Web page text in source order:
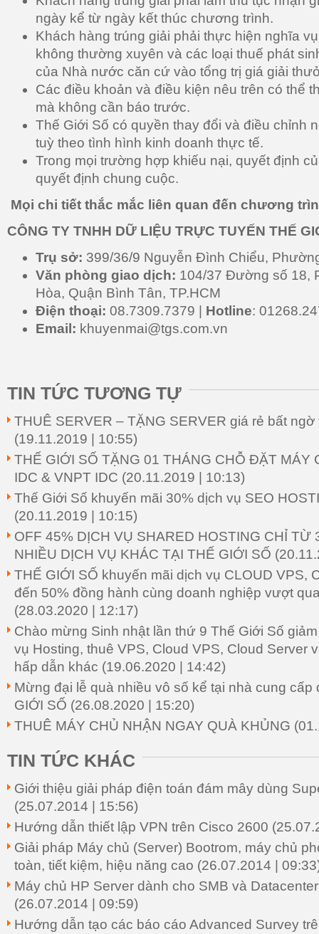
ngày kể từ ngày kết thúc chương trình.
Khách hàng trúng giải phải thực hiện nghĩa
không thường xuyên và các loại thuế phát
của Nhà nước căn cứ vào tổng trị giá giải
Các điều khoản và điều kiện nêu trên có thể
mà không cần báo trước.
Thế Giới Số có quyền thay đổi và điều chỉnh
tuỳ theo tình hình kinh doanh thực tế.
Trong mọi trường hợp khiếu nại, quyết định
quyết định chung cuộc.
Mọi chi tiết thắc mắc liên quan đến chương
CÔNG TY TNHH DỮ LIỆU TRỰC TUYẾN THẾ
Trụ sở: 399/36/9 Nguyễn Đình Chiểu,
Văn phòng giao dịch: 104/37 Đường số 18,
Hòa, Quận Bình Tân, TP.HCM
Điện thoại: 08.7309.7379 | Hotline:
Email: khuyenmai@tgs.com.vn
TIN TỨC TƯƠNG TỰ
THUÊ SERVER – TẶNG SERVER giá rẻ bất ngờ
(19.11.2019 | 10:55)
THẾ GIỚI SỐ TẶNG 01 THÁNG CHỖ ĐẶT MÁY
IDC & VNPT IDC (20.11.2019 | 10:13)
Thế Giới Số khuyến mãi 30% dịch vụ SEO
(20.11.2019 | 10:15)
OFF 45% DỊCH VỤ SHARED HOSTING CHỈ TỪ
NHIỀU DỊCH VỤ KHÁC TẠI THẾ GIỚI SỐ
THẾ GIỚI SỐ khuyến mãi dịch vụ CLOUD VPS,
đến 50% đồng hành cùng doanh nghiệp vượt
(28.03.2020 | 12:17)
Chào mừng Sinh nhật lần thứ 9 Thế Giới Số
vụ Hosting, thuê VPS, Cloud VPS, Cloud Server
hấp dẫn khác (19.06.2020 | 14:42)
Mừng đại lễ quà nhiều vô số kể tại nhà cung cấp
GIỚI SỐ (26.08.2020 | 15:20)
THUÊ MÁY CHỦ NHẬN NGAY QUÀ KHỦNG
TIN TỨC KHÁC
Giới thiệu giải pháp điện toán đám mây dùng
(25.07.2014 | 15:56)
Hướng dẫn thiết lập VPN trên Cisco 2600
Giải pháp Máy chủ (Server) Bootrom, máy chủ
toàn, tiết kiệm, hiệu năng cao (26.07.2014 |
Máy chủ HP Server dành cho SMB và
(26.07.2014 | 09:59)
Hướng dẫn tạo các báo cáo Advanced Survey